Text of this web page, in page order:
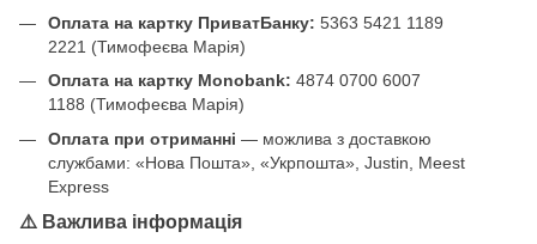
Оплата на картку ПриватБанку: 5363 5421 1189
2221 (Тимофеєва Марія)
Оплата на картку Monobank: 4874 0700 6007
1188 (Тимофеєва Марія)
Оплата при отриманні — можлива з доставкою
службами: «Нова Пошта», «Укрпошта», Justin, Meest
Express
⚠️ Важлива інформація